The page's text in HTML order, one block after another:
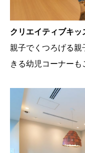
クリエイティブキッ
親子でくつろげる親
きる幼児コーナーも